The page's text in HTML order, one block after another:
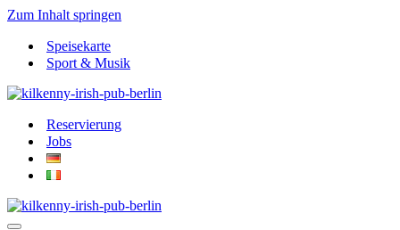
Zum Inhalt springen
Speisekarte
Sport & Musik
Reservierung
Jobs